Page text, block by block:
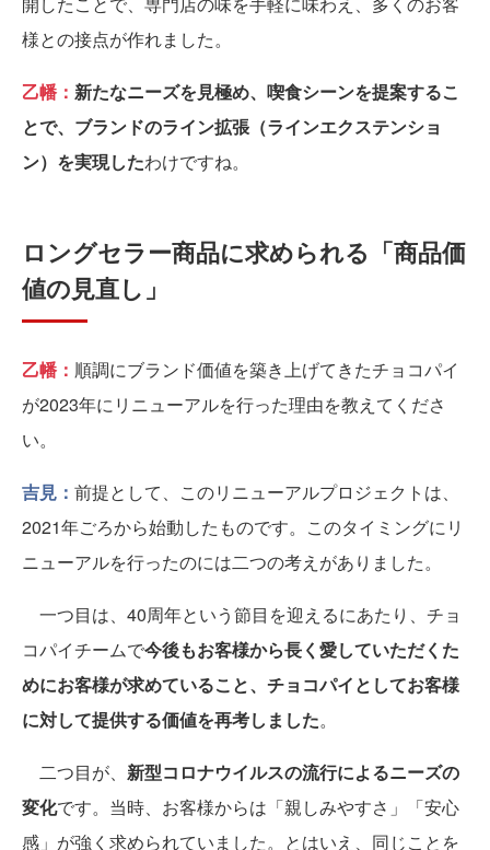
様との接点が作れました。
乙幡： 新たなニーズを見極め、喫食シーンを提案するこ
とで、ブランドのライン拡張（ラインエクステンショ
ン）を実現したわけですね。
ロングセラー商品に求められる「商品価
値の見直し」
乙幡： 順調にブランド価値を築き上げてきたチョコパイ
が2023年にリニューアルを行った理由を教えてくださ
い。
吉見： 前提として、このリニューアルプロジェクトは、
2021年ごろから始動したものです。このタイミングにリ
ニューアルを行ったのには二つの考えがありました。
一つ目は、40周年という節目を迎えるにあたり、チョ
コパイチームで今後もお客様から長く愛していただくた
めにお客様が求めていること、チョコパイとしてお客様
に対して提供する価値を再考しました。
二つ目が、 新型コロナウイルスの流行によるニーズの
変化です。当時、お客様からは「親しみやすさ」「安心
感」が強く求められていました。とはいえ、同じことを